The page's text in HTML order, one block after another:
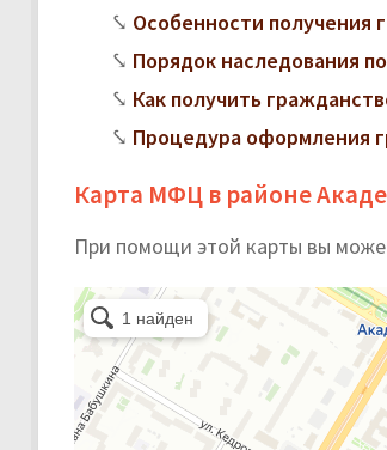
Особенности получения
Порядок наследования
Как получить
Процедура оформления
Карта МФЦ в районе
При помощи этой карты вы